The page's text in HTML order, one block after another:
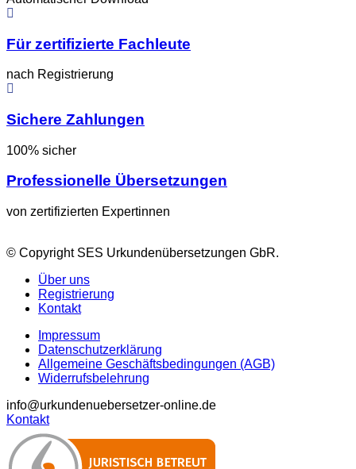
Für zertifizierte Fachleute
nach Registrierung
Sichere Zahlungen
100% sicher
Professionelle Übersetzungen
von zertifizierten Expertinnen
© Copyright SES Urkundenübersetzungen GbR.
Über uns
Registrierung
Kontakt
Impressum
Datenschutzerklärung
Allgemeine Geschäftsbedingungen (AGB)
Widerrufsbelehrung
info@urkundenuebersetzer-online.de
Kontakt